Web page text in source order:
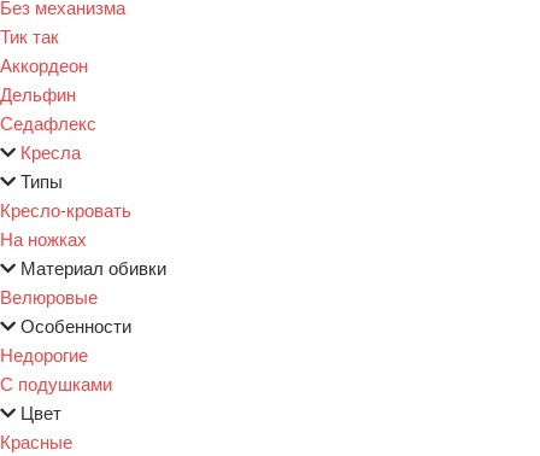
Без механизма
Тик так
Аккордеон
Дельфин
Седафлекс
Кресла
Типы
Кресло-кровать
На ножках
Материал обивки
Велюровые
Особенности
Недорогие
С подушками
Цвет
Красные